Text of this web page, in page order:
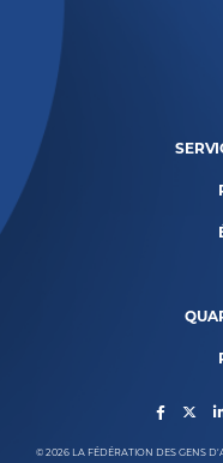
© 2026 LA FÉDÉRATION DES GENS